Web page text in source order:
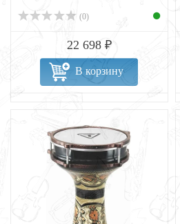
(0)
22 698 ₽
В корзину